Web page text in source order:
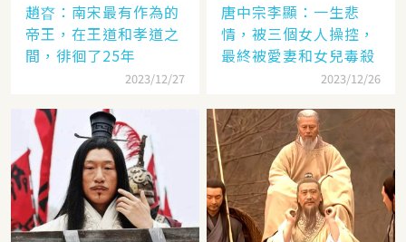
趙昚：南宋最有作為的
帝王，在王道和孝道之
間，徘徊了25年
2023/12/27
唐中宗李顯：一生悲
情，被三個女人操控，
最終被愛妻和女兒毒殺
2023/12/26